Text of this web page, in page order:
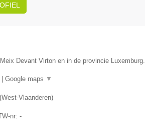
Devant Virton en in de provincie Luxemburg.
Google maps ▼
West-Vlaanderen)
nr: -